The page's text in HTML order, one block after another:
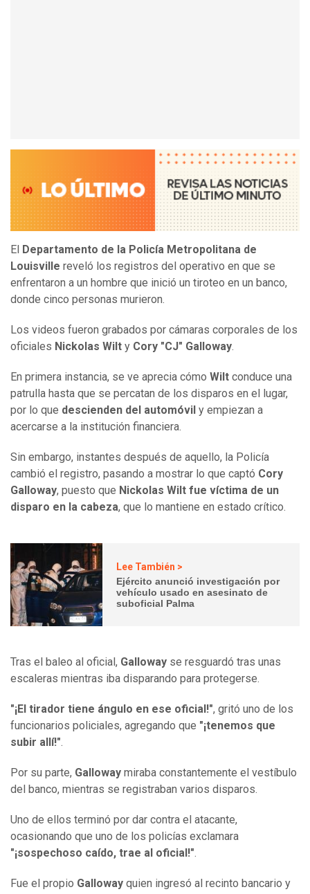
El Departamento de la Policía Metropolitana de
Louisville reveló los registros del operativo en que se
enfrentaron a un hombre que inició un tiroteo en un banco,
donde cinco personas murieron.
Los videos fueron grabados por cámaras corporales de los
oficiales Nickolas Wilt y Cory "CJ" Galloway.
En primera instancia, se ve aprecia cómo Wilt conduce una
patrulla hasta que se percatan de los disparos en el lugar,
por lo que descienden del automóvil y empiezan a
acercarse a la institución financiera.
Sin embargo, instantes después de aquello, la Policía
cambió el registro, pasando a mostrar lo que captó Cory
Galloway, puesto que Nickolas Wilt fue víctima de un
disparo en la cabeza, que lo mantiene en estado crítico.
Lee También >
Ejército anunció investigación por
vehículo usado en asesinato de
suboficial Palma
Tras el baleo al oficial, Galloway se resguardó tras unas
escaleras mientras iba disparando para protegerse.
"¡El tirador tiene ángulo en ese oficial!", gritó uno de los
funcionarios policiales, agregando que "¡tenemos que
subir allí!".
Por su parte, Galloway miraba constantemente el vestíbulo
del banco, mientras se registraban varios disparos.
Uno de ellos terminó por dar contra el atacante,
ocasionando que uno de los policías exclamara
"¡sospechoso caído, trae al oficial!".
Fue el propio Galloway quien ingresó al recinto bancario y